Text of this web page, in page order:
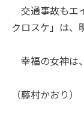
交通事故もエ
クロスケ」は、
幸福の女神は
（藤村かおり）